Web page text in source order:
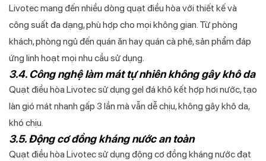
Livotec mang đến nhiều dòng quạt điều hòa với thiết kế và
công suất đa dạng, phù hợp cho mọi không gian. Từ phòng
khách, phòng ngủ đến quán ăn hay quán cà phê, sản phẩm đáp
ứng linh hoạt mọi nhu cầu sử dụng.
3.4. Công nghệ làm mát tự nhiên không gây khô da
Quạt điều hòa Livotec sử dụng gel đá khô kết hợp hơi nước, tạo
làn gió mát nhanh gấp 3 lần mà vẫn dễ chịu, không gây khô da,
khó chịu.
3.5. Động cơ đồng kháng nước an toàn
Quạt điều hòa Livotec sử dụng động cơ đồng kháng nước đạt